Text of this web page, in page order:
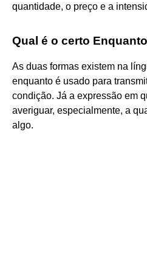
quantidade, o preço e a
Qual é o certo
As duas formas existem na
enquanto é usado para
condição. Já a expressão em
averiguar, especialmente, a
algo.